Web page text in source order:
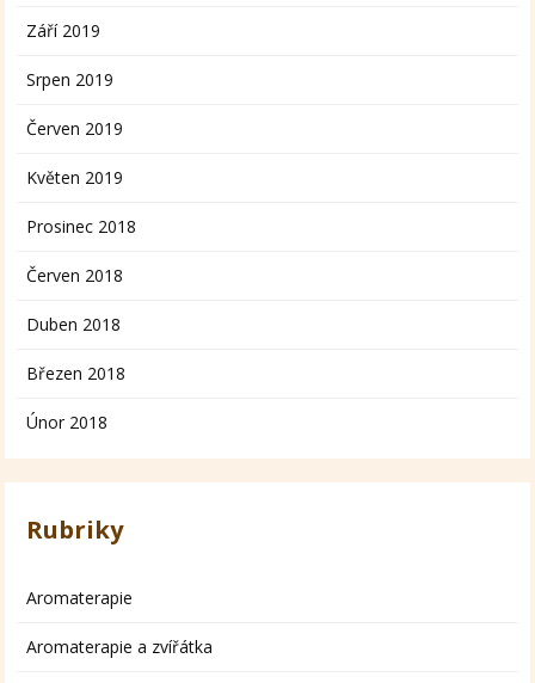
Září 2019
Srpen 2019
Červen 2019
Květen 2019
Prosinec 2018
Červen 2018
Duben 2018
Březen 2018
Únor 2018
Rubriky
Aromaterapie
Aromaterapie a zvířátka